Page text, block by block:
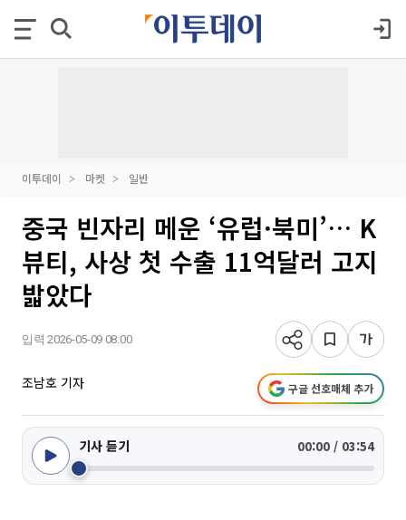
이투데이 마켓 일반
중국 빈자리 메운 ‘유럽·북미’… K
뷰티, 사상 첫 수출 11억달러 고지
밟았다
입력 2026-05-09 08:00
조남호 기자 구글 선호매체 추가
기사 듣기 00:00 / 03:54